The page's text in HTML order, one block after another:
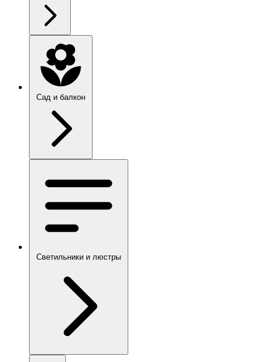
Сад и балкон
Светильники и люстры